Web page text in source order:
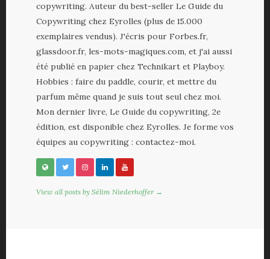
copywriting. Auteur du best-seller Le Guide du
Copywriting chez Eyrolles (plus de 15.000
exemplaires vendus). J'écris pour Forbes.fr,
glassdoor.fr, les-mots-magiques.com, et j'ai aussi
été publié en papier chez Technikart et Playboy.
Hobbies : faire du paddle, courir, et mettre du
parfum même quand je suis tout seul chez moi.
Mon dernier livre, Le Guide du copywriting, 2e
édition, est disponible chez Eyrolles. Je forme vos
équipes au copywriting : contactez-moi.
View all posts by Sélim Niederhoffer →